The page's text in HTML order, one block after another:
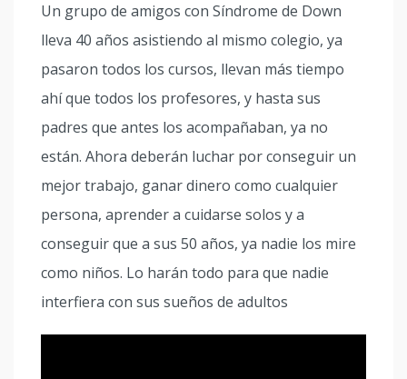
Un grupo de amigos con Síndrome de Down
lleva 40 años asistiendo al mismo colegio, ya
pasaron todos los cursos, llevan más tiempo
ahí que todos los profesores, y hasta sus
padres que antes los acompañaban, ya no
están. Ahora deberán luchar por conseguir un
mejor trabajo, ganar dinero como cualquier
persona, aprender a cuidarse solos y a
conseguir que a sus 50 años, ya nadie los mire
como niños. Lo harán todo para que nadie
interfiera con sus sueños de adultos